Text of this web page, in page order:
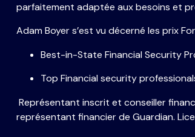
parfaitement adaptée aux besoins et
Adam Boyer s’est vu décerné les prix
Best-in-State Financial Security
Top Financial security
Représentant inscrit et conseiller
représentant financier de Guardian.